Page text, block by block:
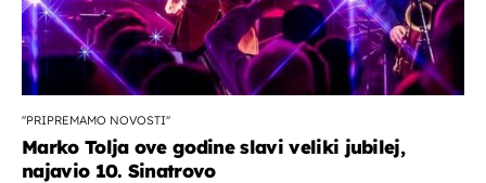
''PRIPREMAMO NOVOSTI''
Marko Tolja ove godine slavi veliki jubilej,
najavio 10. Sinatrovo